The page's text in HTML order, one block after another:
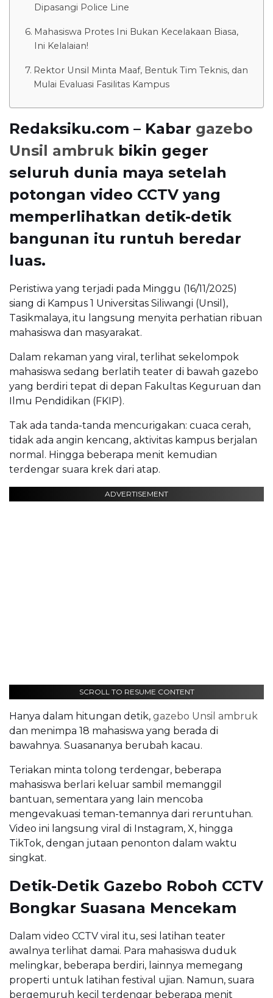
Dipasangi Police Line
Mahasiswa Protes Ini Bukan Kecelakaan Biasa,
Ini Kelalaian!
Rektor Unsil Minta Maaf, Bentuk Tim Teknis, dan
Mulai Evaluasi Fasilitas Kampus
Redaksiku.com – Kabar gazebo
Unsil ambruk bikin geger
seluruh dunia maya setelah
potongan video CCTV yang
memperlihatkan detik-detik
bangunan itu runtuh beredar
luas.
Peristiwa yang terjadi pada Minggu (16/11/2025)
siang di Kampus 1 Universitas Siliwangi (Unsil),
Tasikmalaya, itu langsung menyita perhatian ribuan
mahasiswa dan masyarakat.
Dalam rekaman yang viral, terlihat sekelompok
mahasiswa sedang berlatih teater di bawah gazebo
yang berdiri tepat di depan Fakultas Keguruan dan
Ilmu Pendidikan (FKIP).
Tak ada tanda-tanda mencurigakan: cuaca cerah,
tidak ada angin kencang, aktivitas kampus berjalan
normal. Hingga beberapa menit kemudian
terdengar suara krek dari atap.
ADVERTISEMENT
SCROLL TO RESUME CONTENT
Hanya dalam hitungan detik, gazebo Unsil ambruk
dan menimpa 18 mahasiswa yang berada di
bawahnya. Suasananya berubah kacau.
Teriakan minta tolong terdengar, beberapa
mahasiswa berlari keluar sambil memanggil
bantuan, sementara yang lain mencoba
mengevakuasi teman-temannya dari reruntuhan.
Video ini langsung viral di Instagram, X, hingga
TikTok, dengan jutaan penonton dalam waktu
singkat.
Detik-Detik Gazebo Roboh CCTV
Bongkar Suasana Mencekam
Dalam video CCTV viral itu, sesi latihan teater
awalnya terlihat damai. Para mahasiswa duduk
melingkar, beberapa berdiri, lainnya memegang
properti untuk latihan festival ujian. Namun, suara
bergemuruh kecil terdengar beberapa menit